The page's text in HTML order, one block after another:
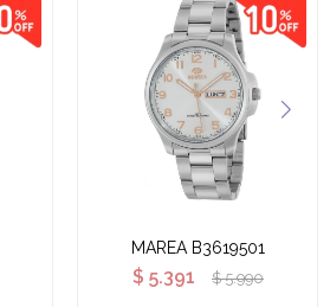
MAREA B3619501
$ 5.391 $ 5.990